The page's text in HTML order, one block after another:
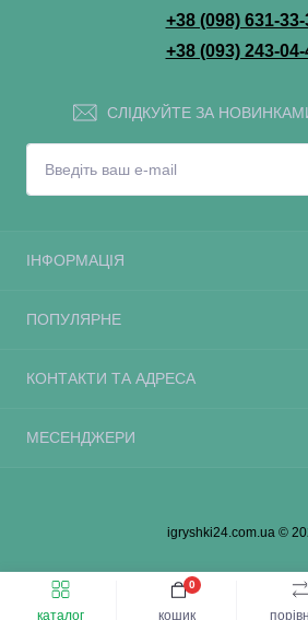
каталог кошик
0
+38 (098) 631-33-
+38 (093) 243-04-
СЛІДКУЙТЕ ЗА
ІНФОРМАЦІЯ
ПОПУЛЯРНЕ
КОНТАКТИ ТА АДРЕСА
МЕСЕНДЖЕРИ
igryshki24.com.ua ©